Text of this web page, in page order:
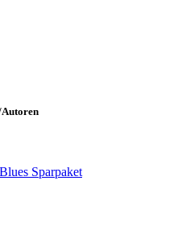
Autoren
Sparpaket